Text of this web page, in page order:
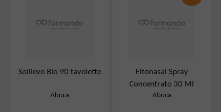
Sollievo Bio 90 tavolette
Aboca
Fitonasal Spray
Concentrato 30 Ml
Aboca